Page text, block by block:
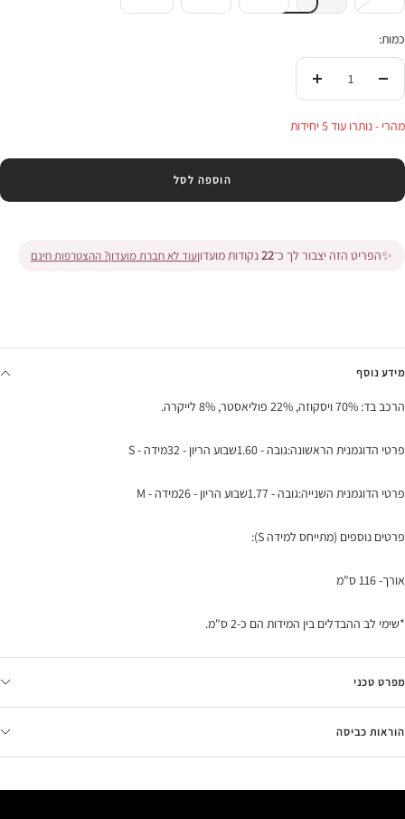
כמות:
העלי
מהרי - נותרו עוד 5 יחידות
הוספה לסל
✨הפריט הזה יצבור לך כ־22נקודות מועדוןעוד לא חברת מועדון? ההצטרפות חינם
מידע נוסף
הרכב בד: 70% ויסקוזה, 22% פוליאסטר, 8% לייקרה.
פרטי הדוגמנית הראשונה:גובה - 1.60שבוע הריון - 32מידה - S
פרטי הדוגמנית השנייה:גובה - 1.77שבוע הריון - 26מידה - M
פרטים נוספים (מתייחס למידה S):
אורך- 116 ס"מ
*שימי לב ההבדלים בין המידות הם כ-2 ס"מ.
מפרט טכני
הוראות כביסה